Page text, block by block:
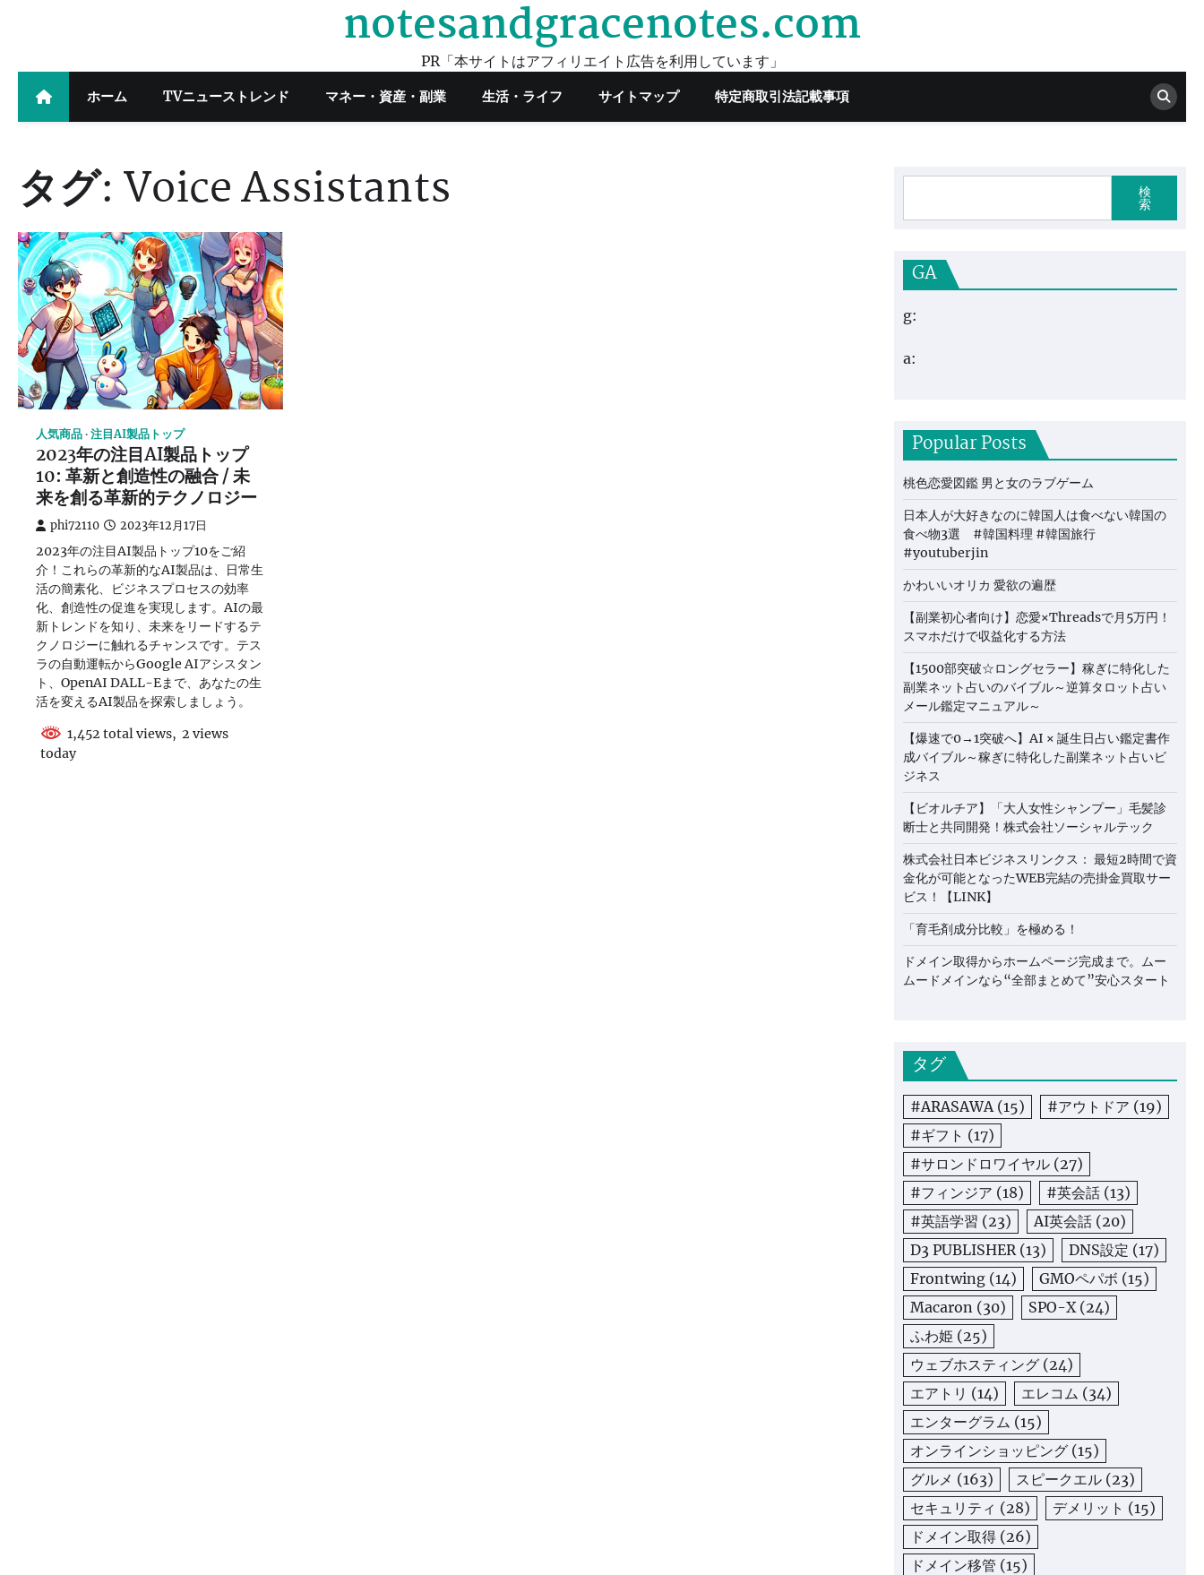
notesandgracenotes.com
PR「本サイトはアフィリエイト広告を利用しています」
ホーム TVニューストレンド マネー・資産・副業 生活・ライフ サイトマップ 特定商取引法記載事項
タグ:Voice Assistants
人気商品 注目AI製品トップ
2023年の注目AI製品トップ
10: 革新と創造性の融合 / 未
来を創る革新的テクノロジー
phi72110 2023年12月17日
2023年の注目AI製品トップ10をご紹
介！これらの革新的なAI製品は、日常生
活の簡素化、ビジネスプロセスの効率
化、創造性の促進を実現します。AIの最
新トレンドを知り、未来をリードするテ
クノロジーに触れるチャンスです。テス
ラの自動運転からGoogle AIアシスタン
ト、OpenAI DALL-Eまで、あなたの生
活を変えるAI製品を探索しましょう。
1,452 total views, 2 views
today
検
索
GA
g:
a:
Popular Posts
桃色恋愛図鑑 男と女のラブゲーム
日本人が大好きなのに韓国人は食べない韓国の
食べ物3選 #韓国料理 #韓国旅行
#youtuberjin
かわいいオリカ 愛欲の遍歴
【副業初心者向け】恋愛×Threadsで月5万円！
スマホだけで収益化する方法
【1500部突破☆ロングセラー】稼ぎに特化した
副業ネット占いのバイブル～逆算タロット占い
メール鑑定マニュアル～
【爆速で0→1突破へ】AI × 誕生日占い鑑定書作
成バイブル～稼ぎに特化した副業ネット占いビ
ジネス
【ビオルチア】「大人女性シャンプー」毛髪診
断士と共同開発！株式会社ソーシャルテック
株式会社日本ビジネスリンクス： 最短2時間で資
金化が可能となったWEB完結の売掛金買取サー
ビス！【LINK】
「育毛剤成分比較」を極める！
ドメイン取得からホームページ完成まで。ムー
ムードメインなら“全部まとめて”安心スタート
タグ
#ARASAWA(15) #アウトドア (19)
#ギフト (17)
#サロンドロワイヤル (27)
#フィンジア (18) #英会話 (13)
#英語学習 (23) AI英会話 (20)
D3 PUBLISHER(13) DNS設定 (17)
Frontwing (14) GMOペパボ (15)
Macaron (30) SPO-X(24)
ふわ姫 (25)
ウェブホスティング (24)
エアトリ (14) エレコム (34)
エンターグラム (15)
オンラインショッピング (15)
グルメ (163) スピークエル (23)
セキュリティ (28) デメリット (15)
ドメイン取得 (26)
ドメイン移管 (15)